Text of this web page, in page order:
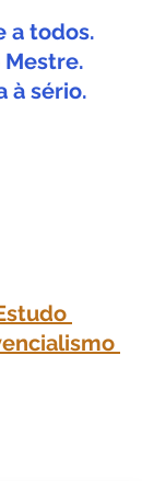
a todos.
à sério.